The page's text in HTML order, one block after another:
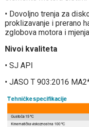
• Dovoljno trenja za
proklizavanje i prerano
zglobova motora i
Nivoi kvaliteta
• SJ API
• JASO T 903:2016